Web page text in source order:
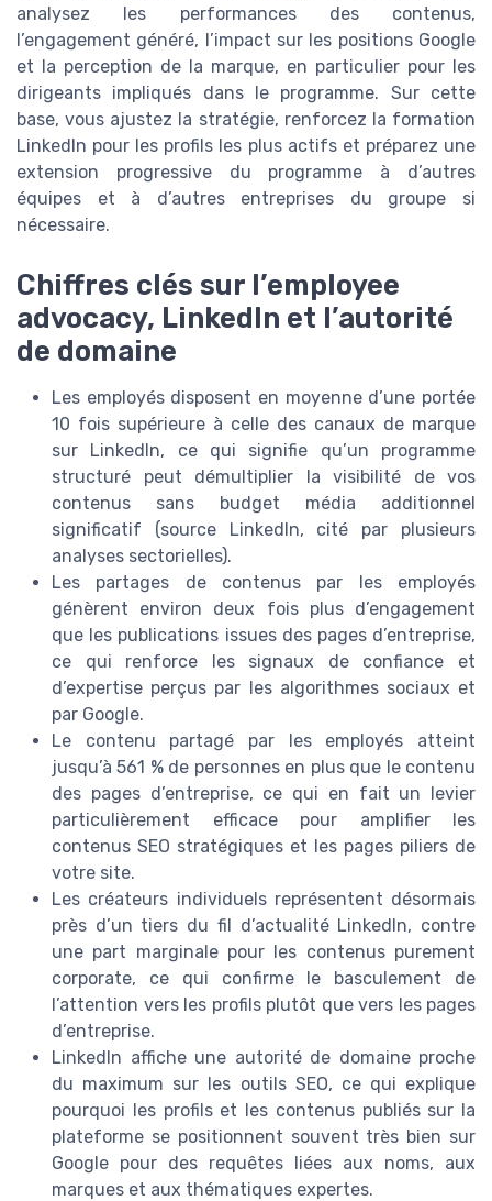
analysez les performances des contenus,
l’engagement généré, l’impact sur les positions Google
et la perception de la marque, en particulier pour les
dirigeants impliqués dans le programme. Sur cette
base, vous ajustez la stratégie, renforcez la formation
LinkedIn pour les profils les plus actifs et préparez une
extension progressive du programme à d’autres
équipes et à d’autres entreprises du groupe si
nécessaire.
Chiffres clés sur l’employee
advocacy, LinkedIn et l’autorité
de domaine
Les employés disposent en moyenne d’une portée
10 fois supérieure à celle des canaux de marque
sur LinkedIn, ce qui signifie qu’un programme
structuré peut démultiplier la visibilité de vos
contenus sans budget média additionnel
significatif (source LinkedIn, cité par plusieurs
analyses sectorielles).
Les partages de contenus par les employés
génèrent environ deux fois plus d’engagement
que les publications issues des pages d’entreprise,
ce qui renforce les signaux de confiance et
d’expertise perçus par les algorithmes sociaux et
par Google.
Le contenu partagé par les employés atteint
jusqu’à 561 % de personnes en plus que le contenu
des pages d’entreprise, ce qui en fait un levier
particulièrement efficace pour amplifier les
contenus SEO stratégiques et les pages piliers de
votre site.
Les créateurs individuels représentent désormais
près d’un tiers du fil d’actualité LinkedIn, contre
une part marginale pour les contenus purement
corporate, ce qui confirme le basculement de
l’attention vers les profils plutôt que vers les pages
d’entreprise.
LinkedIn affiche une autorité de domaine proche
du maximum sur les outils SEO, ce qui explique
pourquoi les profils et les contenus publiés sur la
plateforme se positionnent souvent très bien sur
Google pour des requêtes liées aux noms, aux
marques et aux thématiques expertes.